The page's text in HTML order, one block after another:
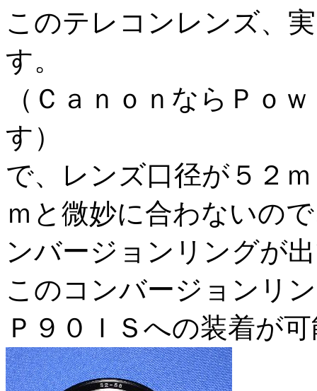
このテレコンレンズ、
す。
（ＣａｎｏｎならＰｏ
す）
で、レンズ口径が５２
ｍと微妙に合わないの
ンバージョンリングが
このコンバージョンリ
Ｐ９０ＩＳへの装着が